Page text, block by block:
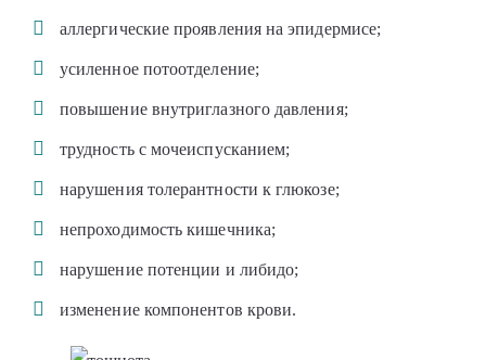
аллергические проявления на эпидермисе;
усиленное потоотделение;
повышение внутриглазного давления;
трудность с мочеиспусканием;
нарушения толерантности к глюкозе;
непроходимость кишечника;
нарушение потенции и либидо;
изменение компонентов крови.